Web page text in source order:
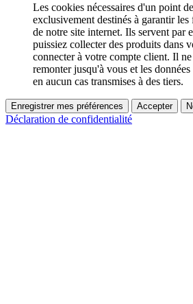
Les cookies nécessaires d'un point
exclusivement destinés à garantir
de notre site internet. Ils servent par
puissiez collecter des produits dans
connecter à votre compte client. Il
remonter jusqu'à vous et les
en aucun cas transmises à des tiers.
Enregistrer mes préférences Accepter
Déclaration de confidentialité